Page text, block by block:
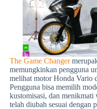
The Game Changer
memungkinkan pengguna
melihat motor Honda Vario
Pengguna bisa memilih
kustomisasi, dan
telah diubah sesuai dengan